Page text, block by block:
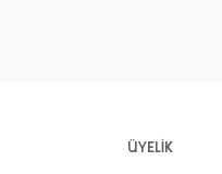
ÜYELİK